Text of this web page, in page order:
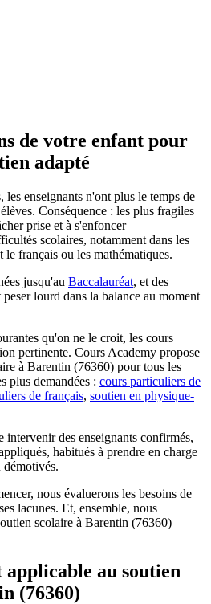
de votre enfant pour
adapté
les enseignants n'ont plus le temps de
Conséquence : les plus fragiles
prise et à s'enfoncer
scolaires, notamment dans les
le français ou les mathématiques.
jusqu'au Baccalauréat, et des
lourd dans la balance au moment
qu'on ne le croit, les cours
pertinente. Cours Academy propose
à Barentin (76360) pour tous les
plus demandées : cours particuliers de
de français, soutien en physique-
intervenir des enseignants confirmés,
habitués à prendre en charge
démotivés.
nous évaluerons les besoins de
lacunes. Et, ensemble, nous
scolaire à Barentin (76360)
au soutien
(76360)